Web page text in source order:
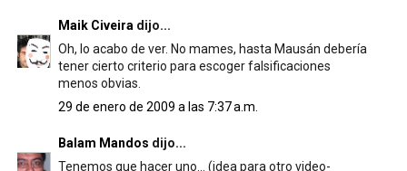
Maik Civeira dijo...
Oh, lo acabo de ver. No mames, hasta Mausán debería
tener cierto criterio para escoger falsificaciones
menos obvias.
29 de enero de 2009 a las 7:37 a.m.
Balam Mandos dijo...
Tenemos que hacer uno... (idea para otro video-